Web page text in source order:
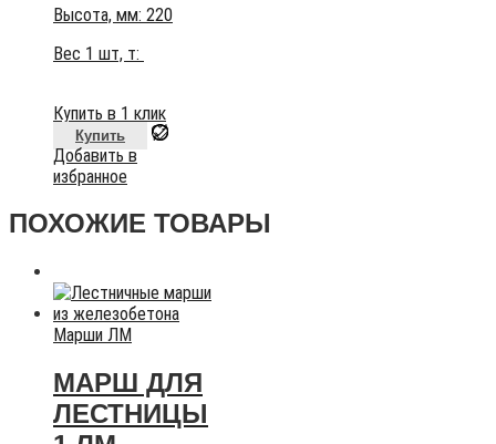
Высота, мм: 220
Вес 1 шт, т:
Купить в 1 клик
Купить
Добавить в
избранное
ПОХОЖИЕ ТОВАРЫ
Марши ЛМ
МАРШ ДЛЯ
ЛЕСТНИЦЫ